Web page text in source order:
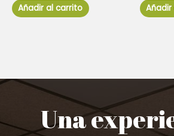
de
5
Añadir al carrito
de
5
Una